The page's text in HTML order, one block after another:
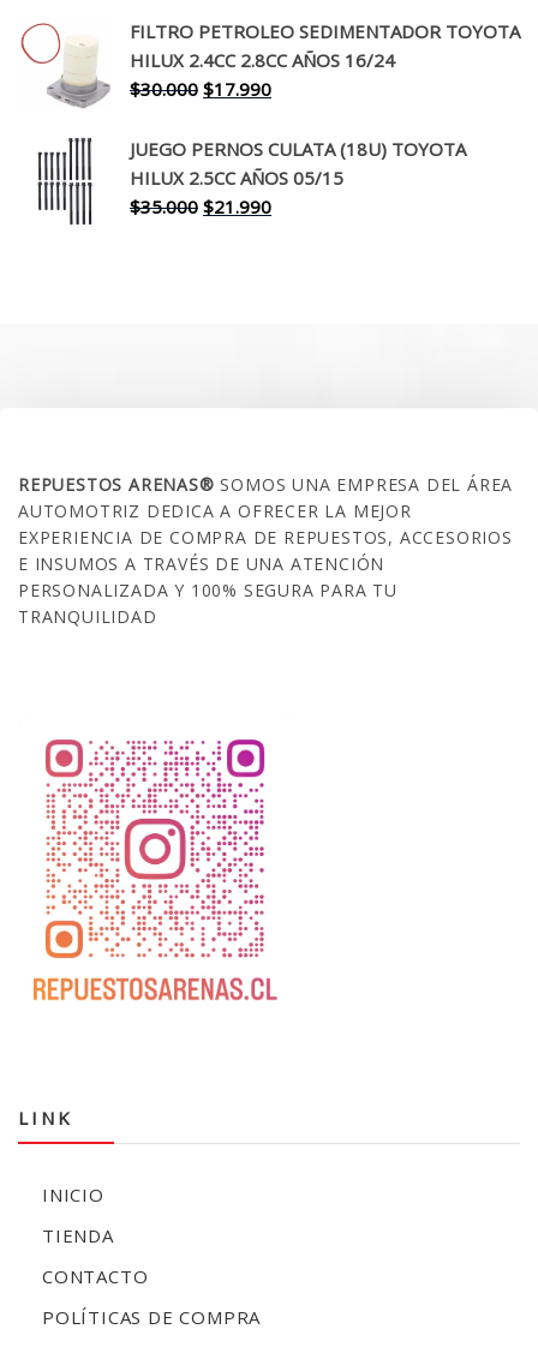
original
era:
$260.000.
actual
es:
FILTRO PETROLEO SEDIMENTADOR TOYOTA
HILUX 2.4CC 2.8CC AÑOS 16/24
$30.000 El
original
era:
$30.000.
$17.990El
actual
es:
$17.990.
JUEGO PERNOS CULATA (18U) TOYOTA
HILUX 2.5CC AÑOS 05/15
$35.000 El
$21.990El
REPUESTOS ARENAS®SOMOS UNA EMPRESA DEL ÁREA
AUTOMOTRIZ DEDICA A OFRECER LA MEJOR
EXPERIENCIA DE COMPRA DE REPUESTOS, ACCESORIOS
E INSUMOS A TRAVÉS DE UNA ATENCIÓN
PERSONALIZADA Y 100% SEGURA PARA TU
TRANQUILIDAD
LINK
INICIO
TIENDA
CONTACTO
POLÍTICAS DE COMPRA